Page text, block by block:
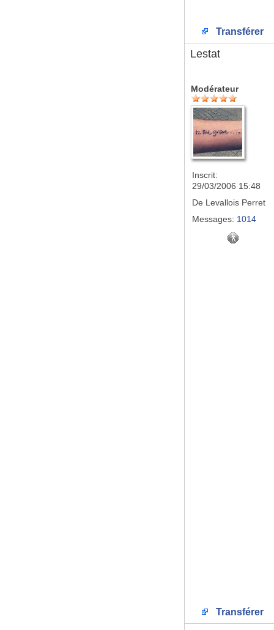
Transférer
Lestat
Modérateur
Inscrit:
29/03/2006 15:48
De Levallois Perret
Messages: 1014
Transférer